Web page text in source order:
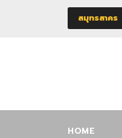
สมุทรสาคร
HOME